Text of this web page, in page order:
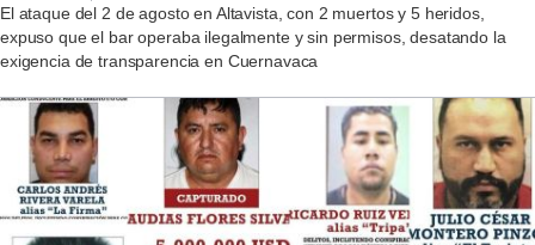
El ataque del 2 de agosto en Altavista, con 2 muertos y 5 heridos,
expuso que el bar operaba ilegalmente y sin permisos, desatando la
exigencia de transparencia en Cuernavaca